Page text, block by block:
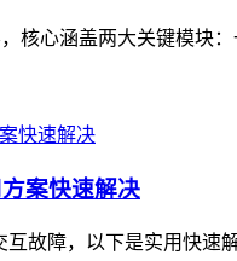
核心涵盖两大关键模块
案快速解决
互故障，以下是实用快